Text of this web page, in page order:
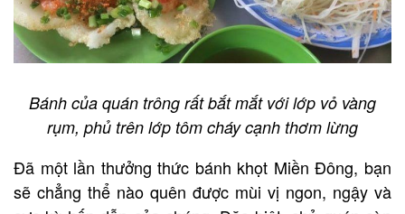
Bánh của quán trông rất bắt mắt với lớp vỏ vàng
rụm, phủ trên lớp tôm cháy cạnh thơm lừng
Đã một lần thưởng thức bánh khọt Miền Đông, bạn
sẽ chẳng thể nào quên được mùi vị ngon, ngậy và